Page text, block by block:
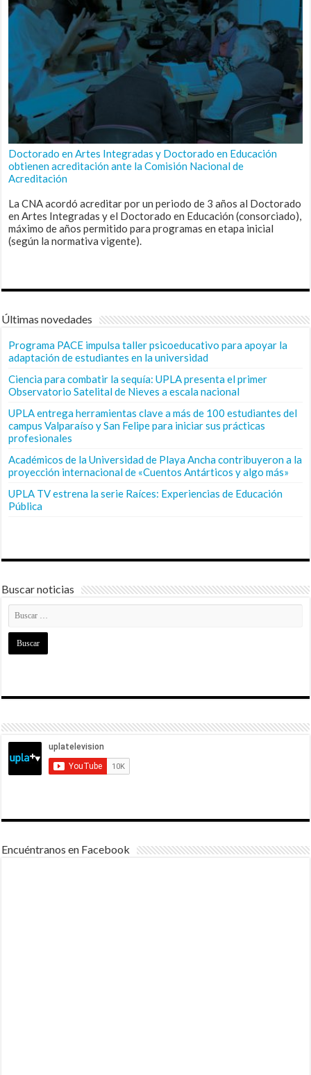
Doctorado en Artes Integradas y Doctorado en Educación
obtienen acreditación ante la Comisión Nacional de
Acreditación
La CNA acordó acreditar por un periodo de 3 años al Doctorado
en Artes Integradas y el Doctorado en Educación (consorciado),
máximo de años permitido para programas en etapa inicial
(según la normativa vigente).
Últimas novedades
Programa PACE impulsa taller psicoeducativo para apoyar la
adaptación de estudiantes en la universidad
Ciencia para combatir la sequía: UPLA presenta el primer
Observatorio Satelital de Nieves a escala nacional
UPLA entrega herramientas clave a más de 100 estudiantes del
campus Valparaíso y San Felipe para iniciar sus prácticas
profesionales
Académicos de la Universidad de Playa Ancha contribuyeron a la
proyección internacional de «Cuentos Antárticos y algo más»
UPLA TV estrena la serie Raíces: Experiencias de Educación
Pública
Buscar noticias
Encuéntranos en Facebook